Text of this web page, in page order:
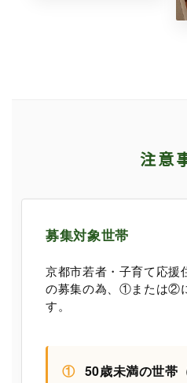
注意
募集対象世帯
京都市若者・子育て応援
の募集の為、①または②
す。
① 50歳未満の世帯